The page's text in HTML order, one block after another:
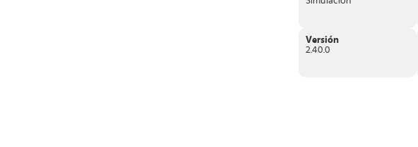
de un mismo nivel y alcanza niveles superiores
Versión
2.40.0